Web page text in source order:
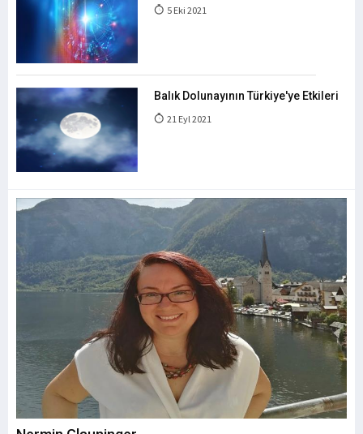
5 Eki 2021
Balık Dolunayının Türkiye'ye Etkileri
21 Eyl 2021